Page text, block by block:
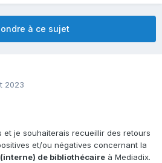
à ce sujet
2023
et je souhaiterais recueillir des retours
et/ou négatives concernant la
de bibliothécaire à Mediadix.